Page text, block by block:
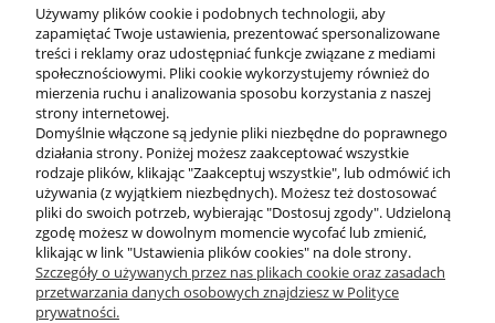
KONTAKT
DODATKOWE
MOJE KONTO
Używamy plików cookie i podobnych technologii, aby
zapamiętać Twoje ustawienia, prezentować spersonalizowane
treści i reklamy oraz udostępniać funkcje związane z mediami
społecznościowymi. Pliki cookie wykorzystujemy również do
mierzenia ruchu i analizowania sposobu korzystania z naszej
strony internetowej.
Domyślnie włączone są jedynie pliki niezbędne do poprawnego
działania strony. Poniżej możesz zaakceptować wszystkie
rodzaje plików, klikając "Zaakceptuj wszystkie", lub odmówić ich
używania (z wyjątkiem niezbędnych). Możesz też dostosować
pliki do swoich potrzeb, wybierając "Dostosuj zgody". Udzieloną
zgodę możesz w dowolnym momencie wycofać lub zmienić,
klikając w link "Ustawienia plików cookies" na dole strony.
Szczegóły o używanych przez nas plikach cookie oraz zasadach
przetwarzania danych osobowych znajdziesz w Polityce
prywatności.